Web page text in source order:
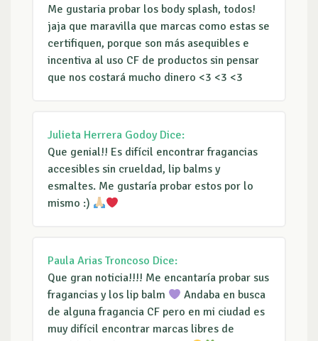
Me gustaria probar los body splash, todos!
jaja que maravilla que marcas como estas se
certifiquen, porque son más asequibles e
incentiva al uso CF de productos sin pensar
que nos costará mucho dinero <3 <3 <3
Julieta Herrera GodoyDice:
Que genial!! Es difícil encontrar fragancias
accesibles sin crueldad, lip balms y
esmaltes. Me gustaría probar estos por lo
mismo :)
Paula Arias Troncoso Dice:
Que gran noticia!!!! Me encantaría probar sus
fragancias y los lip balm
Andaba en busca
de alguna fragancia CF pero en mi ciudad es
muy difícil encontrar marcas libres de